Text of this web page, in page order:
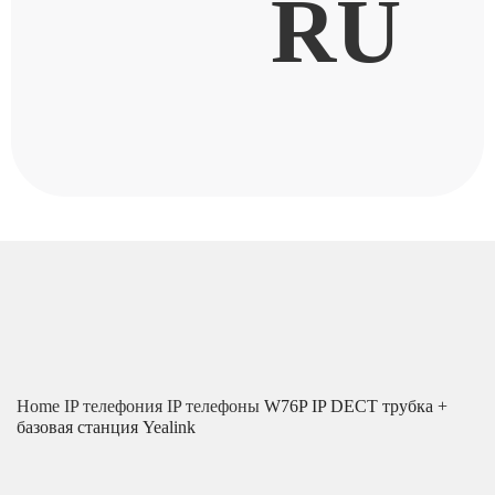
RU
Home IP телефония IP телефоны W76P IP DECT трубка +
базовая станция Yealink